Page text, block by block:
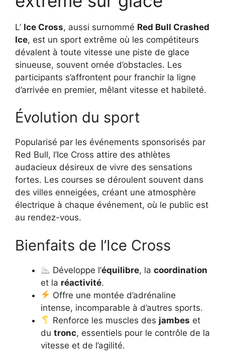
L’ Ice Cross, aussi surnommé Red Bull Crashed
Ice, est un sport extrême où les compétiteurs
dévalent à toute vitesse une piste de glace
sinueuse, souvent ornée d’obstacles. Les
participants s’affrontent pour franchir la ligne
d’arrivée en premier, mêlant vitesse et habileté.
Évolution du sport
Popularisé par les événements sponsorisés par
Red Bull, l’Ice Cross attire des athlètes
audacieux désireux de vivre des sensations
fortes. Les courses se déroulent souvent dans
des villes enneigées, créant une atmosphère
électrique à chaque événement, où le public est
au rendez-vous.
Bienfaits de l’Ice Cross
Développe l’équilibre, lacoordination
et la réactivité.
Offre une montée d’adrénaline
intense, incomparable à d’autres sports.
Renforce les muscles des jambes et
du tronc, essentiels pour le contrôle de la
vitesse et de l’agilité.